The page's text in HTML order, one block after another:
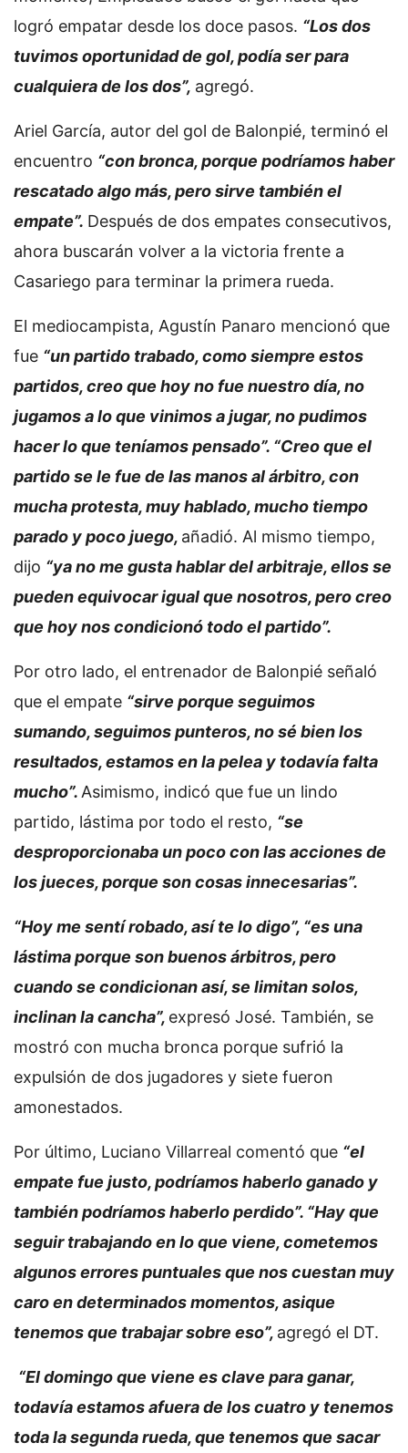
logró empatar desde los doce pasos. “Los dos
tuvimos oportunidad de gol, podía ser para
cualquiera de los dos”, agregó.
Ariel García, autor del gol de Balonpié, terminó el
encuentro “con bronca, porque podríamos haber
rescatado algo más, pero sirve también el
empate”. Después de dos empates consecutivos,
ahora buscarán volver a la victoria frente a
Casariego para terminar la primera rueda.
El mediocampista, Agustín Panaro mencionó que
fue “un partido trabado, como siempre estos
partidos, creo que hoy no fue nuestro día, no
jugamos a lo que vinimos a jugar, no pudimos
hacer lo que teníamos pensado”. “Creo que el
partido se le fue de las manos al árbitro, con
mucha protesta, muy hablado, mucho tiempo
parado y poco juego, añadió. Al mismo tiempo,
dijo “ya no me gusta hablar del arbitraje, ellos se
pueden equivocar igual que nosotros, pero creo
que hoy nos condicionó todo el partido”.
Por otro lado, el entrenador de Balonpié señaló
que el empate “sirve porque seguimos
sumando, seguimos punteros, no sé bien los
resultados, estamos en la pelea y todavía falta
mucho”. Asimismo, indicó que fue un lindo
partido, lástima por todo el resto, “se
desproporcionaba un poco con las acciones de
los jueces, porque son cosas innecesarias”.
“Hoy me sentí robado, así te lo digo”, “es una
lástima porque son buenos árbitros, pero
cuando se condicionan así, se limitan solos,
inclinan la cancha”, expresó José. También, se
mostró con mucha bronca porque sufrió la
expulsión de dos jugadores y siete fueron
amonestados.
Por último, Luciano Villarreal comentó que “el
empate fue justo, podríamos haberlo ganado y
también podríamos haberlo perdido”. “Hay que
seguir trabajando en lo que viene, cometemos
algunos errores puntuales que nos cuestan muy
caro en determinados momentos, asique
tenemos que trabajar sobre eso”, agregó el DT.
“El domingo que viene es clave para ganar,
todavía estamos afuera de los cuatro y tenemos
toda la segunda rueda, que tenemos que sacar